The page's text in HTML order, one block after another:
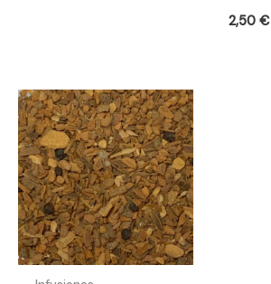
2,50€
Rango
de
precios:
desde
3,40 €
hasta
68,00 €